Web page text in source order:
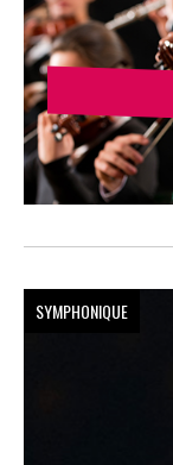
SYMPHONIQUE